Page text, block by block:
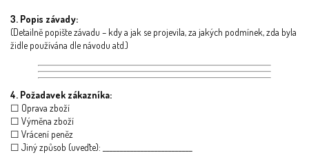
3. Popis závady:
(Detailně popište závadu – kdy a jak se projevila, za jakých podmínek, zda byla
židle používána dle návodu atd.)
4. Požadavek zákazníka:
☐ Oprava zboží
☐ Výměna zboží
☐ Vrácení peněz
☐ Jiný způsob (uveďte): __________________________